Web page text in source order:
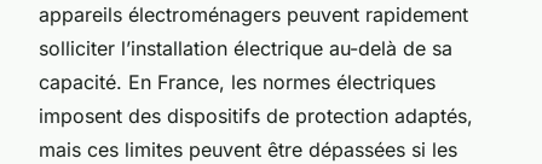
appareils électroménagers peuvent rapidement
solliciter l’installation électrique au-delà de sa
capacité. En France, les normes électriques
imposent des dispositifs de protection adaptés,
mais ces limites peuvent être dépassées si les